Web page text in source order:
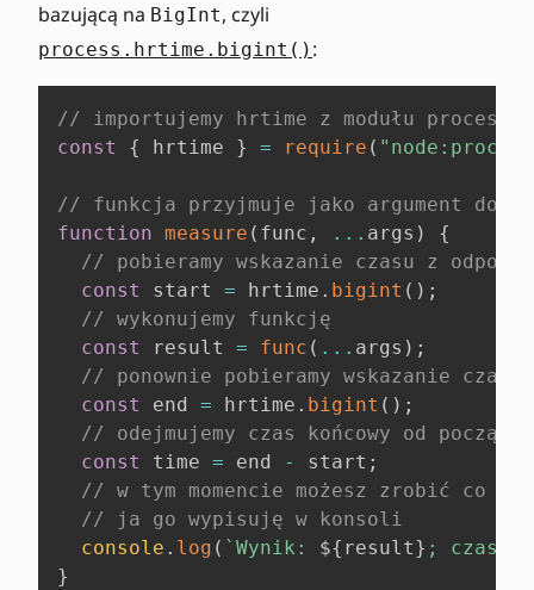
bazującą na BigInt, czyli
process.hrtime.bigint() :
// importujemy hrtime z modułu process
const
{ hrtime } = require (
// funkcja przyjmuje jako argument
function measure ( func , ... args )
{
// pobieramy wskazanie czasu z
const
start = hrtime . bigint ( ) ;
// wykonujemy funkcję
const
result = func ( ... args ) ;
// ponownie pobieramy wskazanie czasu
const
end = hrtime . bigint ( ) ;
// odejmujemy czas końcowy od
const
time = end - start ;
// w tym momencie możesz zrobić co
// ja go wypisuję w konsoli
console . log ( ` Wynik: ${ result} ; czas:
}